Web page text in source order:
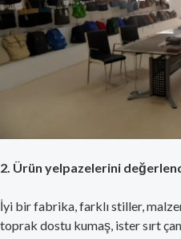
2. Ürün yelpazelerini
İyi bir fabrika, farklı stiller,
toprak dostu kumaş, ister sırt